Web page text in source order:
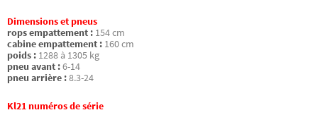
Dimensions et pneus
rops empattement : 154 cm
cabine empattement : 160 cm
poids : 1288 à 1305 kg
pneu avant :6-14
pneu arrière :8.3-24
Kl21 numéros de série